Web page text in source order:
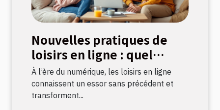
Nouvelles pratiques de
loisirs en ligne : quel
impact sur la culture
française ?
À l’ère du numérique, les loisirs en ligne
connaissent un essor sans précédent et
transforment...